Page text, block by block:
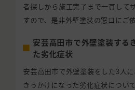
者探しから施工完了まで一貫して
すので、是非外壁塗装の窓口にご
安芸高田市で外壁塗装する
た劣化症状
安芸高田市で外壁塗装をした3人
きっかけになった劣化症状につい